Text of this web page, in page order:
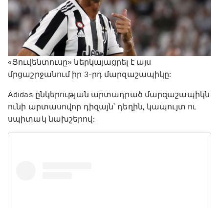
«Յուվենտուսը» ներկայացրել է այս
մրցաշրջանում իր 3-րդ մարզաշապիկը:
Adidas ընկերության արտադրած մարզաշապիկն
ունի արտասովոր դիզայն՝ դեղին, կապույտ ու
սպիտակ նախշերով: